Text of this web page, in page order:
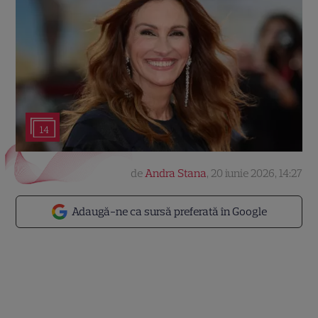
14
Adaugă-ne ca sursă preferată în Google
deAndra Stana, 20 iunie 2026, 14:27